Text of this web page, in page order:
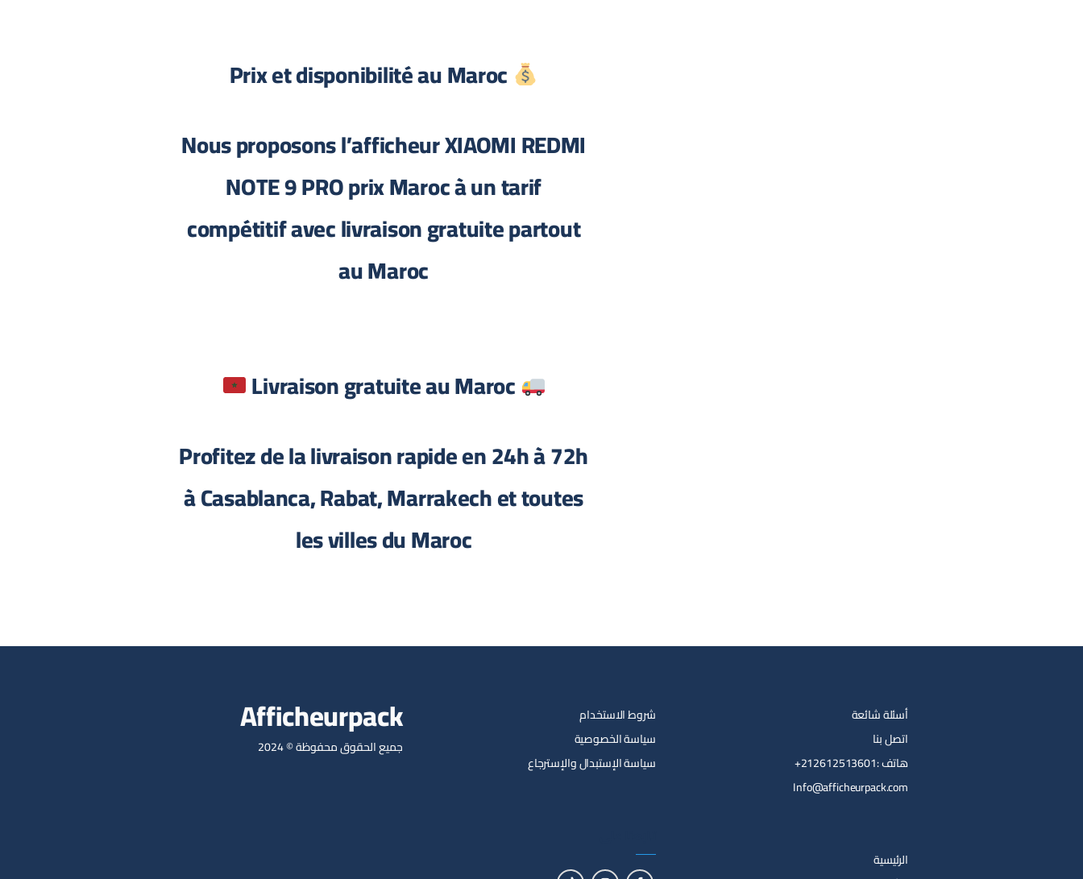
Nous proposons l’afficheur XIAOMI REDMI
NOTE 9 PRO prix Maroc à un tarif
compétitif avec livraison gratuite partout
au Maroc
Profitez de la livraison rapide en 24h à 72h
à Casablanca, Rabat, Marrakech et toutes
les villes du Maroc
أسئلة شائعة
اتصل بنا
هاتف :212612513601+
Info@afficheurpack.com
الرئيسية
شروط الاستخدام
سياسة الخصوصية
سياسة الإستبدال والإسترجاع
Afficheurpack
جميع الحقوق محفوظة © 2024